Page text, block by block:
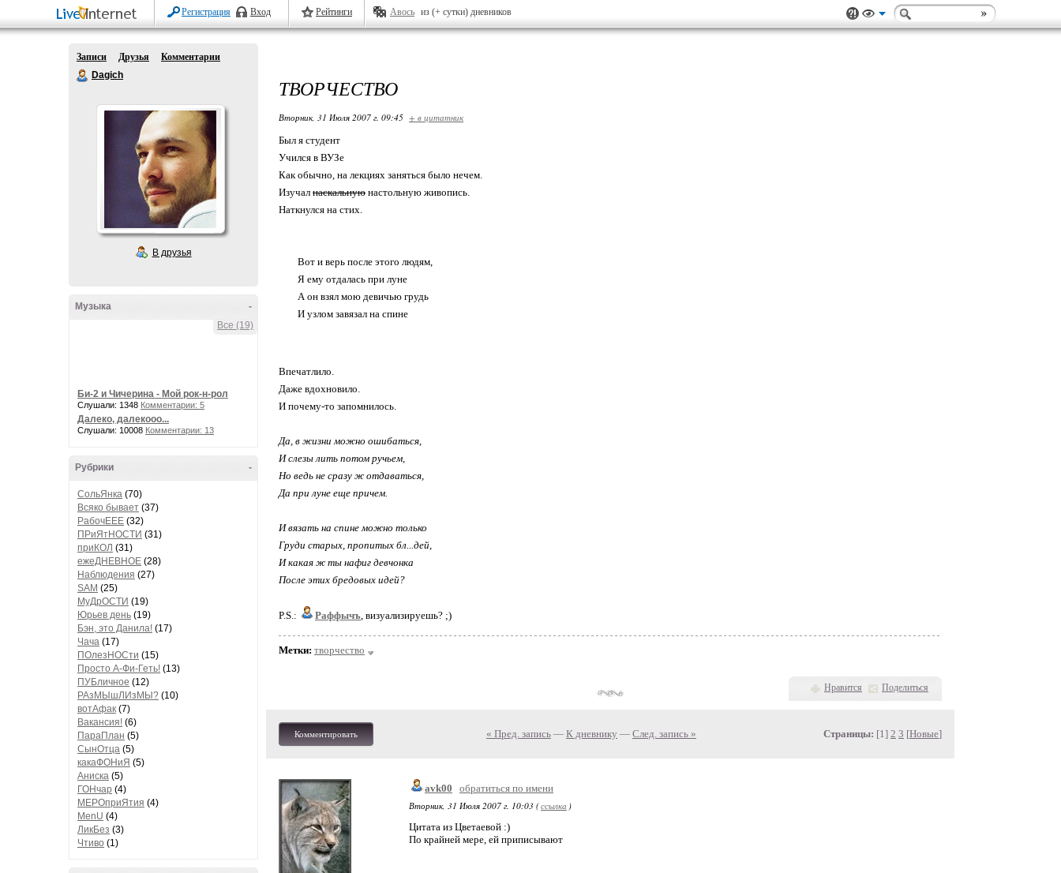
Регистрация Вход Рейтинги Авось из (+ сутки) дневников
Записи Друзья
Комментарии
Dagich
В друзья
-
Музыка
Все (19)
Би-2 и Чичерина - Мой рок-н-рол
Слушали: 1348 Комментарии: 5
Далеко, далекооо...
Слушали: 10008 Комментарии: 13
-
Рубрики
СольЯнка (70)
Всяко бывает (37)
РабочЕЕЕ (32)
ПРиЯтНОСТИ (31)
приКОЛ (31)
ежеДНЕВНОЕ (28)
Наблюдения (27)
SAM (25)
МуДрОСТИ (19)
Юрьев день (19)
Бэн, это Данила! (17)
Чача (17)
ПОлезНОСти (15)
Просто А-Фи-Геть! (13)
ПУБличное (12)
РАзМЫшЛИзМЫ? (10)
вотАфак (7)
Вакансия! (6)
ПараПлан (5)
СынОтца (5)
какаФОНиЯ (5)
Аниска (5)
ГОНчар (4)
МЕРОприЯтия (4)
MenU (4)
ЛикБез (3)
Чтиво (1)
ТВОРЧЕСТВО
Вторник, 31 Июля 2007 г. 09:45 + в цитатник
Был я студент
Учился в ВУЗе
Как обычно, на лекциях заняться было нечем.
Изучал наскальную настольную живопись.
Наткнулся на стих.
Вот и верь после этого людям,
Я ему отдалась при луне
А он взял мою девичью грудь
И узлом завязал на спине
Впечатлило.
Даже вдохновило.
И почему-то запомнилось.
Да, в жизни можно ошибаться,
И слезы лить потом ручьем,
Но ведь не сразу ж отдаваться,
Да при луне еще причем.
И вязать на спине можно только
Груди старых, пропитых бл...дей,
И какая ж ты нафиг девчонка
После этих бредовых идей?
P.S.: Раффычъ, визуализируешь? ;)
Метки: творчество
Нравится Поделиться
Комментировать « Пред. запись — К дневнику — След. запись » Страницы: [1] 2 3 [Новые]
avk00
обратиться по имени
Вторник, 31 Июля 2007 г. 10:03 (ссылка )
Цитата из Цветаевой :)
По крайней мере, ей приписывают